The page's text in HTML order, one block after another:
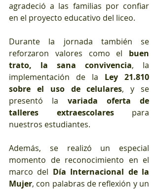
agradeció a las familias por confiar
en el proyecto educativo del liceo.
Durante la jornada también se
reforzaron valores como el buen
trato, la sana convivencia, la
implementación de la Ley 21.810
sobre el uso de celulares, y se
presentó la variada oferta de
talleres extraescolares para
nuestros estudiantes.
Además, se realizó un especial
momento de reconocimiento en el
marco del Día Internacional de la
Mujer, con palabras de reflexión y un